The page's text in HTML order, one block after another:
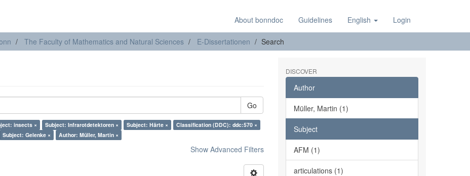
About bonndoc Guidelines English Login
The Faculty of Mathematics and Natural Sciences E-Dissertationen Search
Go
insects × Subject: Infrarotdetektoren × Subject: Härte ×
Classification (DDC): ddc:570 ×
Subject: Gelenke × Author: Müller, Martin ×
Show Advanced Filters
DISCOVER
Author
Müller, Martin (1)
Subject
AFM (1)
articulations (1)